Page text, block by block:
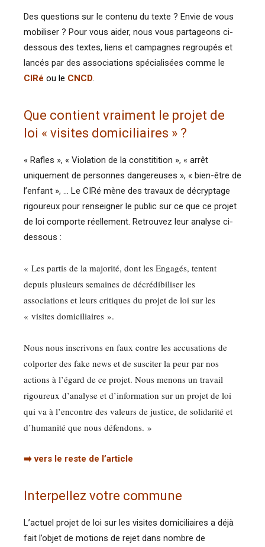
Des questions sur le contenu du texte ? Envie de vous
mobiliser ? Pour vous aider, nous vous partageons ci-
dessous des textes, liens et campagnes regroupés et
lancés par des associations spécialisées comme le
CIRé ou le CNCD.
Que contient vraiment le projet de
loi « visites domiciliaires » ?
« Rafles », « Violation de la constitition », « arrêt
uniquement de personnes dangereuses », « bien-être de
l’enfant », … Le CIRé mène des travaux de décryptage
rigoureux pour renseigner le public sur ce que ce projet
de loi comporte réellement. Retrouvez leur analyse ci-
dessous :
« Les partis de la majorité, dont les Engagés, tentent
depuis plusieurs semaines de décrédibiliser les
associations et leurs critiques du projet de loi sur les
« visites domiciliaires ».
Nous nous inscrivons en faux contre les accusations de
colporter des fake news et de susciter la peur par nos
actions à l’égard de ce projet. Nous menons un travail
rigoureux d’analyse et d’information sur un projet de loi
qui va à l’encontre des valeurs de justice, de solidarité et
d’humanité que nous défendons. »
➡️ vers le reste de l’article
Interpellez votre commune
L’actuel projet de loi sur les visites domiciliaires a déjà
fait l’objet de motions de rejet dans nombre de